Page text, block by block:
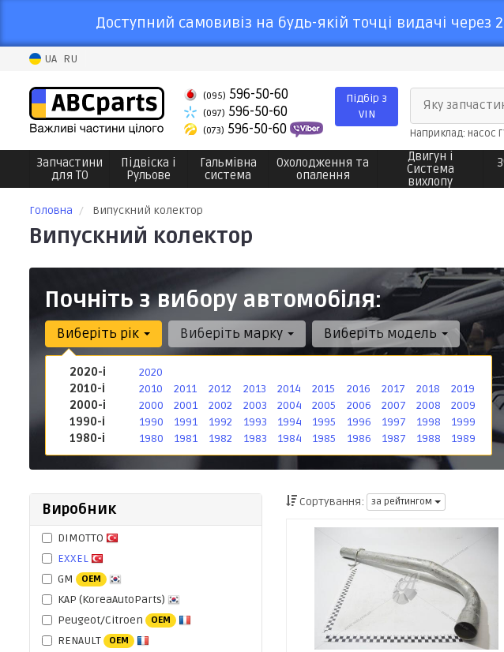
Доступний самовивіз на будь-якій точці видачі
UA RU
(095) 596-50-60
(097) 596-50-60
(073) 596-50-60
Підбір з
VIN
Яку
Наприклад: насос
Запчастини
для ТО
Підвіска і
Рульове
Гальмівна
система
Охолодження та
опалення
Двигун і
Система
вихлопу
Головна Випускний колектор
Випускний колектор
Почніть з вибору автомобіля:
Виберіть рік
2020-і
2020
2010-і
2010 2011 2012 2013 2014 2015 2016 2017 2018
2019
2000-і
2000 2001 2002 2003 2004 2005 2006 2007 2008
2009
1990-і
1990 1991 1992 1993 1994 1995 1996 1997 1998
1999
1980-і
1980 1981 1982 1983 1984 1985 1986 1987 1988 1989
Виберіть марку Виберіть модель
Виробник
DIMOTTO
EXXEL
GM
OEM
KAP (KoreaAutoParts)
Peugeot/Citroen
OEM
RENAULT OEM
Сортування: за рейтингом